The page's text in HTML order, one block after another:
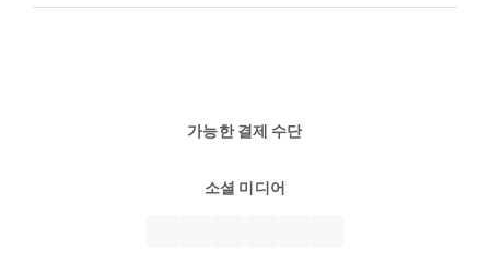
가능한 결제 수단
소셜 미디어